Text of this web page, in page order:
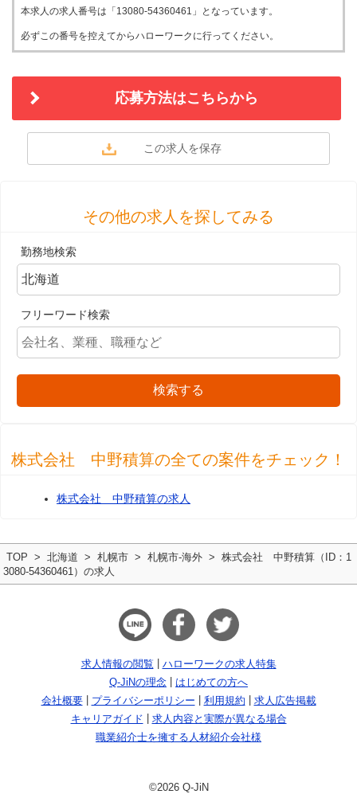
本求人の求人番号は「13080-54360461」となっています。
必ずこの番号を控えてからハローワークに行ってください。
応募方法はこちらから
その他の求人を探してみる
勤務地検索
フリーワード検索
検索する
株式会社 中野積算の全ての案件をチェック！
株式会社 中野積算の求人
TOP 北海道 札幌市 札幌市-海外
株式会社 中野積算（ID：1
3080-54360461）の求人
求人情報の閲覧
ハローワークの求人特集
Q-JiNの理念
はじめての方へ
会社概要
プライバシーポリシー 利用規約
求人広告掲載
キャリアガイド
求人内容と実際が異なる場合
職業紹介士を擁する人材紹介会社様
©2026 Q-JiN